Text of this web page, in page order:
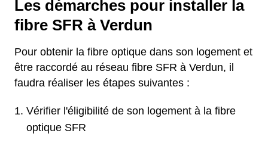
Les démarches pour installer la
fibre SFR à Verdun
Pour obtenir la fibre optique dans son logement et
être raccordé au réseau fibre SFR à Verdun, il
faudra réaliser les étapes suivantes :
Vérifier l'éligibilité de son logement à la fibre
optique SFR